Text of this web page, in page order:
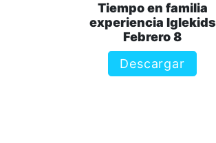
Tiempo en familia
experiencia Iglekids
Febrero 8
Descargar